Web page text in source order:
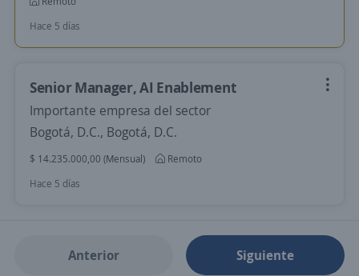
Hace 5 días
Senior Manager, AI Enablement
Importante empresa del sector
Bogotá, D.C., Bogotá, D.C.
$ 14.235.000,00 (Mensual)
Remoto
Hace 5 días
Anterior Siguiente